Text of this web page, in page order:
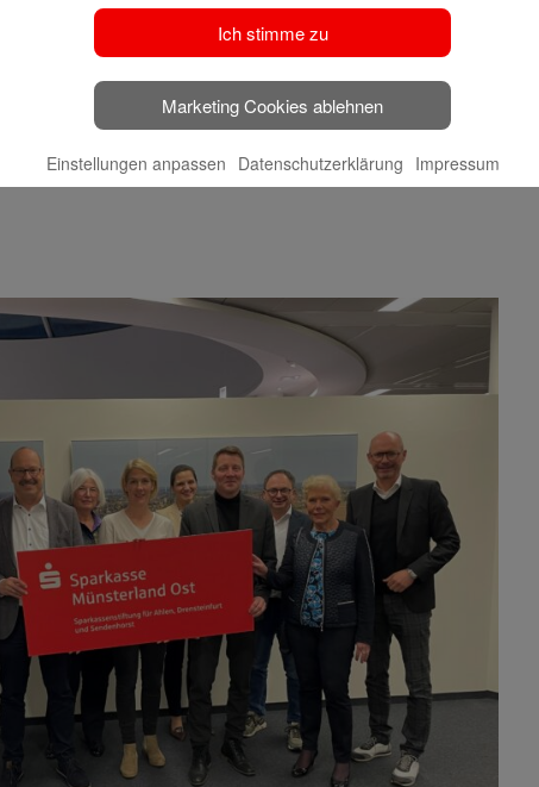
Ich stimme zu
Marketing Cookies ablehnen
Einstellungen anpassen Datenschutzerklärung Impressum